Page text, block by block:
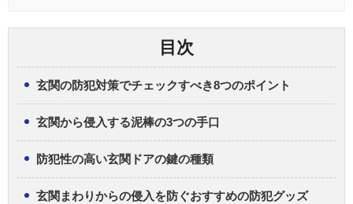
目次
玄関の防犯対策でチェックすべき8つのポイント
玄関から侵入する泥棒の3つの手口
防犯性の高い玄関ドアの鍵の種類
玄関まわりからの侵入を防ぐおすすめの防犯グッズ